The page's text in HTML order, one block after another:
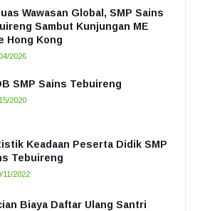
Wawasan Global, SMP Sains
Sambut Kunjungan ME
Hong Kong
2026
SMP Sains Tebuireng
2020
Keadaan Peserta Didik SMP
Tebuireng
11/2022
Biaya Daftar Ulang Santri